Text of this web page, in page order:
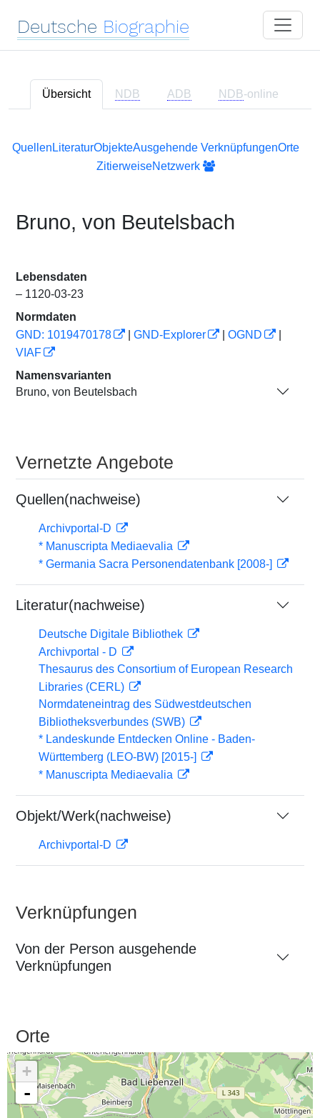
Deutsche Biographie
Übersicht NDB ADB NDB-online
Quellen LiteraturObjekteAusgehende VerknüpfungenOrte
ZitierweiseNetzwerk
Bruno, von Beutelsbach
Lebensdaten
– 1120-03-23
Normdaten
GND: 1019470178
GND-Explorer OGND
VIAF
Namensvarianten
Bruno, von Beutelsbach
Vernetzte Angebote
Quellen(nachweise)
Archivportal-D
* Manuscripta Mediaevalia
* Germania Sacra Personendatenbank [2008-]
Literatur(nachweise)
Deutsche Digitale Bibliothek
Archivportal - D
Thesaurus des Consortium of European Research
Libraries (CERL)
Normdateneintrag des Südwestdeutschen
Bibliotheksverbundes (SWB)
* Landeskunde Entdecken Online - Baden-
Württemberg (LEO-BW) [2015-]
* Manuscripta Mediaevalia
Objekt/Werk(nachweise)
Archivportal-D
Verknüpfungen
Von der Person ausgehende
Verknüpfungen
Orte
+
-